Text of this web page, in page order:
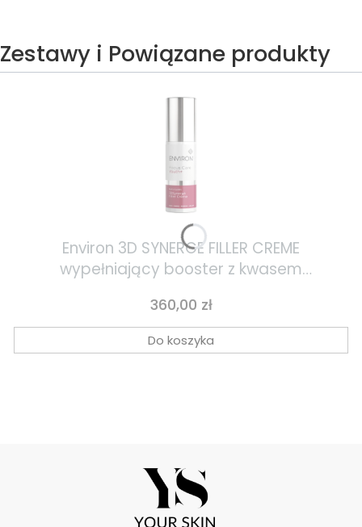
Zestawy i Powiązane produkty
Environ 3D SYNERGE FILLER CREME
wypełniający booster z kwasem
Cena
360,00 zł
Do koszyka